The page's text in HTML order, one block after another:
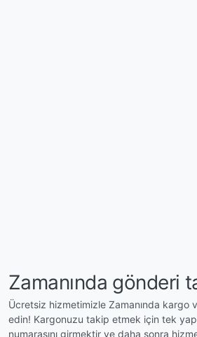
Zamanında gönderi
Ücretsiz hizmetimizle Zamanında kargo
edin! Kargonuzu takip etmek için tek
numarasını girmektir ve daha sonra